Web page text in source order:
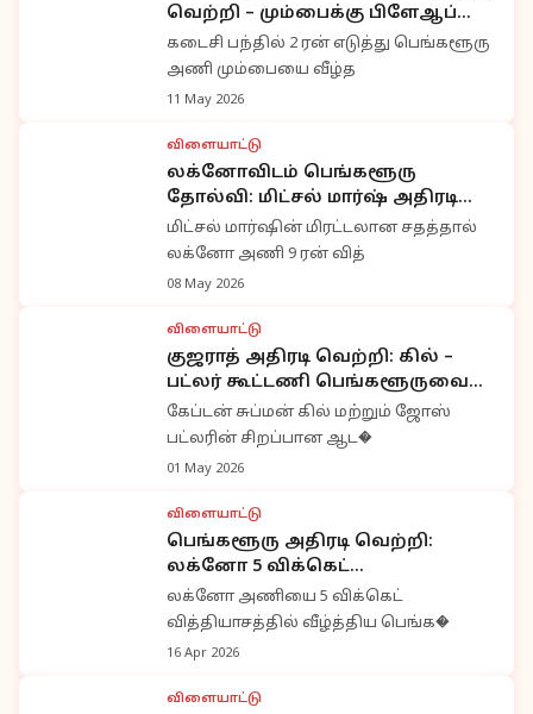
வெற்றி – மும்பைக்கு பிளேஆப்
வாய்ப்பு நழுவியது
கடைசி பந்தில் 2 ரன் எடுத்து பெங்களூரு
அணி மும்பையை வீழ்த
11 May 2026
விளையாட்டு
லக்னோவிடம் பெங்களூரு
தோல்வி: மிட்சல் மார்ஷ் அதிரடி
சதம்
மிட்சல் மார்ஷின் மிரட்டலான சதத்தால்
லக்னோ அணி 9 ரன் வித்
08 May 2026
விளையாட்டு
குஜராத் அதிரடி வெற்றி: கில் –
பட்லர் கூட்டணி பெங்களூருவை
வீழ்த்தியது
கேப்டன் சுப்மன் கில் மற்றும் ஜோஸ்
பட்லரின் சிறப்பான ஆட�
01 May 2026
விளையாட்டு
பெங்களூரு அதிரடி வெற்றி:
லக்னோ 5 விக்கெட்
வித்தியாசத்தில் தோல்வி
லக்னோ அணியை 5 விக்கெட்
வித்தியாசத்தில் வீழ்த்திய பெங்க�
16 Apr 2026
விளையாட்டு